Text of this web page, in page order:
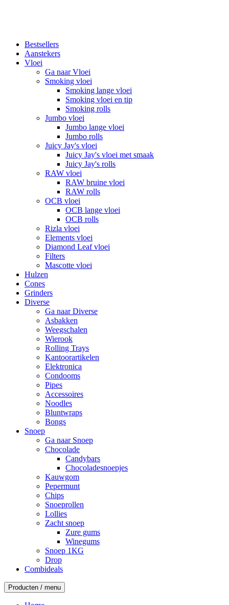
Bestsellers
Aanstekers
Vloei
Ga naar Vloei
Smoking vloei
Smoking lange vloei
Smoking vloei en tip
Smoking rolls
Jumbo vloei
Jumbo lange vloei
Jumbo rolls
Juicy Jay's vloei
Juicy Jay's vloei met smaak
Juicy Jay's rolls
RAW vloei
RAW bruine vloei
RAW rolls
OCB vloei
OCB lange vloei
OCB rolls
Rizla vloei
Elements vloei
Diamond Leaf vloei
Filters
Mascotte vloei
Hulzen
Cones
Grinders
Diverse
Ga naar Diverse
Asbakken
Weegschalen
Wierook
Rolling Trays
Kantoorartikelen
Elektronica
Condooms
Pipes
Accessoires
Noodles
Bluntwraps
Bongs
Snoep
Ga naar Snoep
Chocolade
Candybars
Chocoladesnoepjes
Kauwgom
Pepermunt
Chips
Snoeprollen
Lollies
Zacht snoep
Zure gums
Winegums
Snoep 1KG
Drop
Combideals
Producten / menu